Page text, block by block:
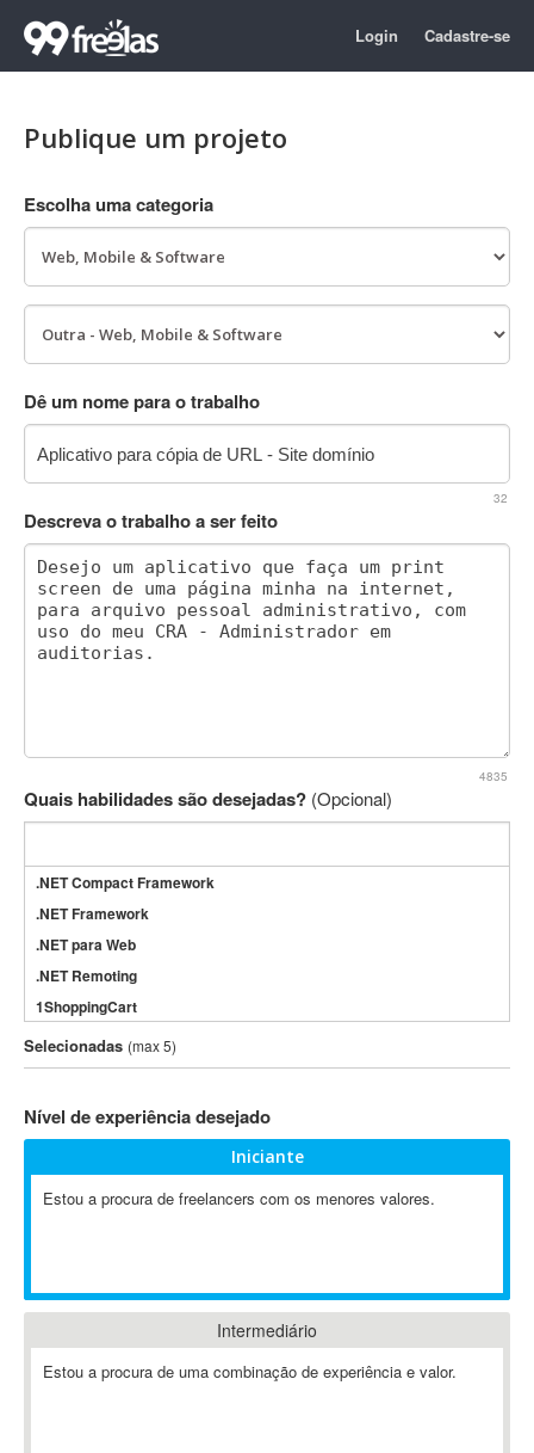
Login Cadastre-se
Publique um projeto
Escolha uma categoria
Dê um nome para o trabalho
32
Descreva o trabalho a ser feito
4835
Quais habilidades são desejadas? (Opcional)
.NET Compact Framework
.NET Framework
.NET para Web
.NET Remoting
1ShoppingCart
3DS Max
3GSM
802.11
A-GPS
ABAP
Abaqus
ABBYY FineReader
Selecionadas (max 5)
Nível de experiência desejado
Iniciante
Estou a procura de freelancers com os menores valores.
Intermediário
Estou a procura de uma combinação de experiência e valor.